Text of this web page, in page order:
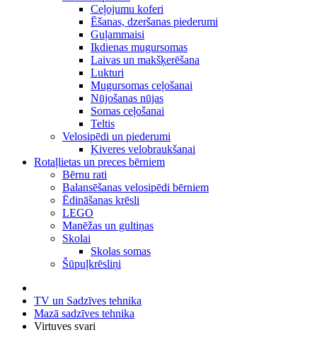
Ceļojumu koferi
Ēšanas, dzeršanas piederumi
Guļammaisi
Ikdienas mugursomas
Laivas un makšķerēšana
Lukturi
Mugursomas ceļošanai
Nūjošanas nūjas
Somas ceļošanai
Teltis
Velosipēdi un piederumi
Ķiveres velobraukšanai
Rotaļlietas un preces bērniem
Bērnu rati
Balansēšanas velosipēdi bērniem
Ēdināšanas krēsli
LEGO
Manēžas un gultiņas
Skolai
Skolas somas
Šūpuļkrēsliņi
TV un Sadzīves tehnika
Mazā sadzīves tehnika
Virtuves svari